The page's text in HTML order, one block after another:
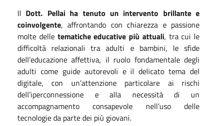
Il Dott. Pellai ha tenuto un intervento brillante e
coinvolgente, affrontando con chiarezza e passione
molte delle tematiche educative più attuali, tra cui le
difficoltà relazionali tra adulti e bambini, le sfide
dell’educazione affettiva, il ruolo fondamentale degli
adulti come guide autorevoli e il delicato tema del
digitale, con un’attenzione particolare ai rischi
dell’iperconnessione e alla necessità di un
accompagnamento consapevole nell’uso delle
tecnologie da parte dei più giovani.